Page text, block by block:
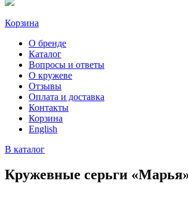
Корзина
О бренде
Каталог
Вопросы и ответы
О кружеве
Отзывы
Оплата и доставка
Контакты
Корзина
English
В каталог
Кружевные серьги